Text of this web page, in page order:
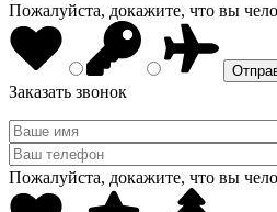
Пожалуйста, докажите, что вы
Заказать звонок
Пожалуйста, докажите, что вы